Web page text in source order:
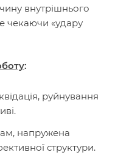
внутрішнього
чекаючи «удару
:
руйнування
напружена
структури.